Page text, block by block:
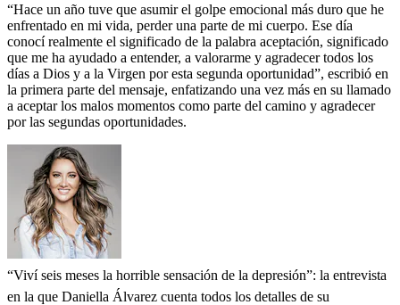
“Hace un año tuve que asumir el golpe emocional más duro que he
enfrentado en mi vida, perder una parte de mi cuerpo. Ese día
conocí realmente el significado de la palabra aceptación, significado
que me ha ayudado a entender, a valorarme y agradecer todos los
días a Dios y a la Virgen por esta segunda oportunidad”, escribió en
la primera parte del mensaje, enfatizando una vez más en su llamado
a aceptar los malos momentos como parte del camino y agradecer
por las segundas oportunidades.
“Viví seis meses la horrible sensación de la depresión”: la entrevista
en la que Daniella Álvarez cuenta todos los detalles de su